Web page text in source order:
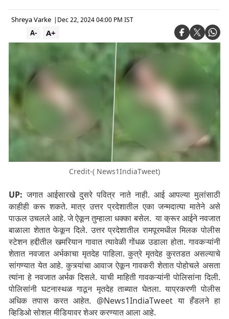
Shreya Varke | Dec 22, 2024 04:00 PM IST
A+
A-
Credit-( News1IndiaTweet)
UP: जगात आईसारखे दुसरे पवित्र नाते नाही. आई आपल्या मुलांसाठी
काहीही करू शकते. मात्र उत्तर प्रदेशातील एका जन्मदात्या मातेने असे
पाऊल उचलले आहे. जे ऐकून तुम्हाला धक्का बसेल.या क्रूर आईने नवजात
बाळाला शेतात फेकून दिले. उत्तर प्रदेशातील रामपूरमधील मिलक पोलीस
स्टेशन हद्दीतील खमरियान गावात त्यावेळी गोंधळ उडाला होता. गावकऱ्यांनी
शेतात नवजात अर्भकाचा मृतदेह पाहिला. कुत्रे मृतदेह कुरतडत असल्याचे
सांगण्यात येत आहे. कुत्र्यांचा आवाज ऐकून गावकरी शेतात पोहोचले असता
त्यांना हे नवजात अर्भक दिसले. याची माहिती गावकऱ्यांनी पोलिसांना दिली.
पोलिसांनी घटनास्थळ गाठून मृतदेह ताब्यात घेतला. याप्रकरणी पोलीस
अधिक तपास करत आहेत. @News1IndiaTweet या हँडलने हा
व्हिडिओ सोशल मीडियावर शेअर करण्यात आला आहे.